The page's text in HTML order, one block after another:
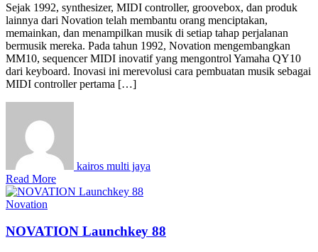
Sejak 1992, synthesizer, MIDI controller, groovebox, dan produk
lainnya dari Novation telah membantu orang menciptakan,
memainkan, dan menampilkan musik di setiap tahap perjalanan
bermusik mereka. Pada tahun 1992, Novation mengembangkan
MM10, sequencer MIDI inovatif yang mengontrol Yamaha QY10
dari keyboard. Inovasi ini merevolusi cara pembuatan musik sebagai
MIDI controller pertama […]
kairos multi jaya
Read More
Novation
NOVATION Launchkey 88